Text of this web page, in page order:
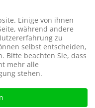
Einige von ihnen
während andere
zu
selbst entscheiden,
Bitte beachten Sie, dass
mehr alle
stehen.